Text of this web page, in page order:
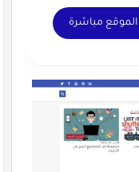
الموقع مباشرة